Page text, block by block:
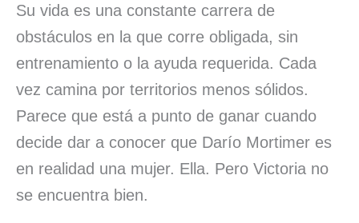
Su vida es una constante carrera de
obstáculos en la que corre obligada, sin
entrenamiento o la ayuda requerida. Cada
vez camina por territorios menos sólidos.
Parece que está a punto de ganar cuando
decide dar a conocer que Darío Mortimer es
en realidad una mujer. Ella. Pero Victoria no
se encuentra bien.